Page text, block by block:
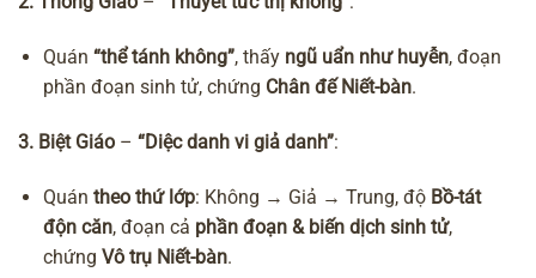
Quán “thể tánh không”, thấy ngũ uẩn như huyễn, đoạn
phần đoạn sinh tử, chứng Chân đế Niết-bàn.
3. Biệt Giáo – “Diệc danh vi giả danh”:
Quán theo thứ lớp: Không → Giả → Trung, độ Bồ-tát
độn căn, đoạn cả phần đoạn & biến dịch sinh tử,
chứng Vô trụ Niết-bàn.